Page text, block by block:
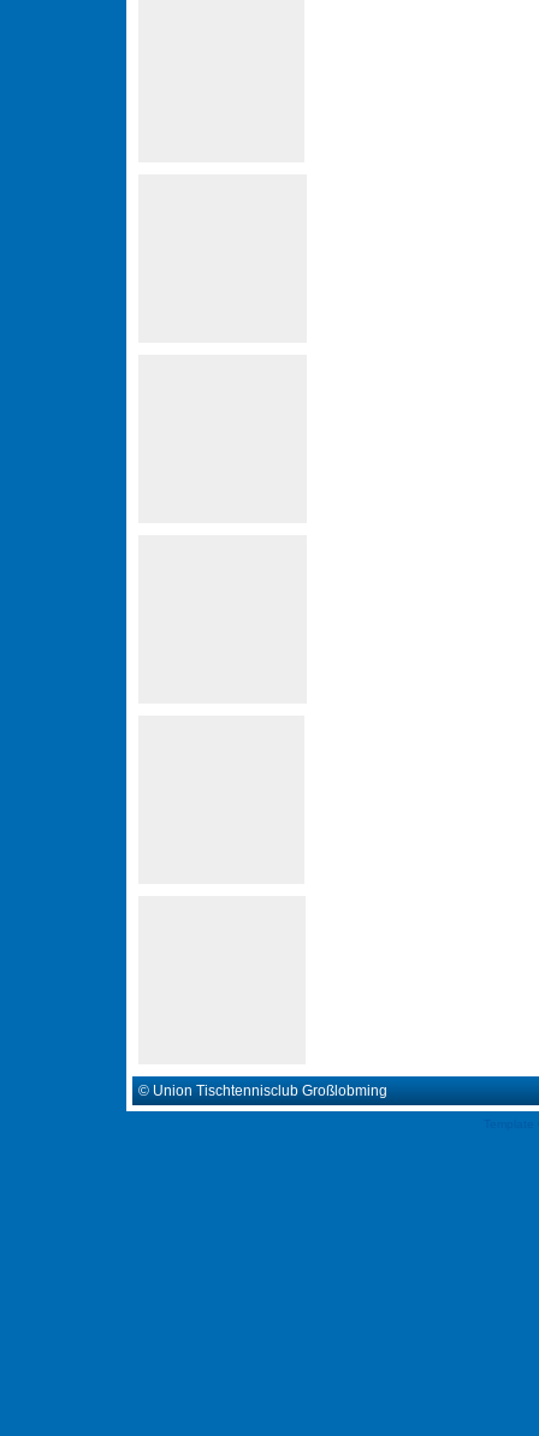
© Union Tischtennisclub Großlobming